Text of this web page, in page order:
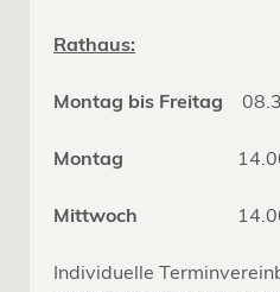
Rathaus:
Montag bis Freitag
Montag 14.00 -
Mittwoch 14.00 -
Individuelle